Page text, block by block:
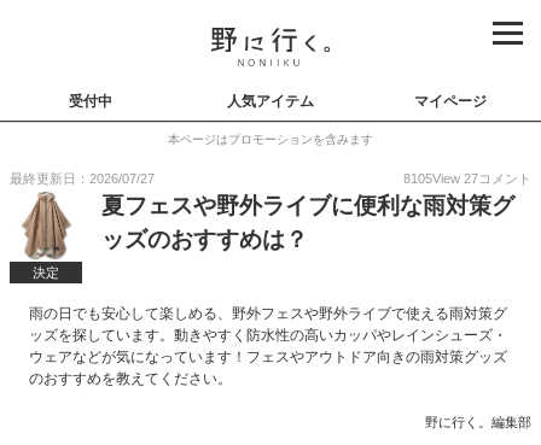
受付中 人気アイテム マイページ
本ページはプロモーションを含みます
最終更新日：2026/07/27 8105View 27コメント
決定
夏フェスや野外ライブに便利な雨対策グ
ッズのおすすめは？
雨の日でも安心して楽しめる、野外フェスや野外ライブで使える雨対策グ
ッズを探しています。動きやすく防水性の高いカッパやレインシューズ・
ウェアなどが気になっています！フェスやアウトドア向きの雨対策グッズ
のおすすめを教えてください。
野に行く。編集部